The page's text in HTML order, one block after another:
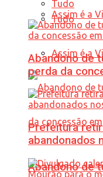
Tudo
Assim é a
Abandono de
Tudo
Assim é a
Abandono de
perda da
Prefeitura
abandonados